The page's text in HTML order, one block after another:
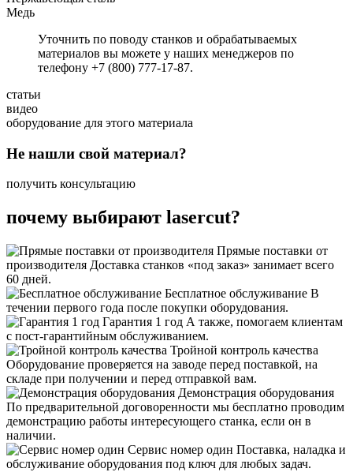
Медь
Уточнить по поводу станков и обрабатываемых
материалов вы можете у наших менеджеров по
телефону +7 (800) 777-17-87.
статьи
видео
оборудование для этого материала
Не нашли свой материал?
получить консультацию
почему выбирают lasercut?
Прямые поставки от
производителя Доставка станков «под заказ» занимает всего
60 дней.
Бесплатное обслуживание В
течении первого года после покупки оборудования.
Гарантия 1 год А также, помогаем клиентам
с пост-гарантийным обслуживанием.
Тройной контроль качества
Оборудование проверяется на заводе перед поставкой, на
складе при получении и перед отправкой вам.
Демонстрация оборудования
По предварительной договоренности мы бесплатно проводим
демонстрацию работы интересующего станка, если он в
наличии.
Сервис номер один Поставка, наладка и
обслуживание оборудования под ключ для любых задач.